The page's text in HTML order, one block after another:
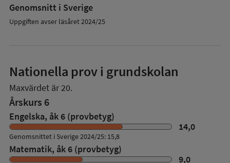
Genomsnitt i Sverige
Uppgiften avser läsåret 2024/25
Nationella prov i grundskolan
Maxvärdet är 20.
Årskurs 6
Engelska, åk 6 (provbetyg)
14,0
Genomsnittet i Sverige 2024/25: 15,8
Matematik, åk 6 (provbetyg)
9,0